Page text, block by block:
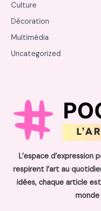
Culture
Décoration
Multimédia
Uncategorized
L’espace
respirent l’art au
idées, chaque article